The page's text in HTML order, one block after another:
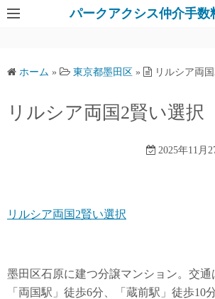
パークアクシス仲介手数
ホーム » 東京都墨田区 » リルシア両
リルシア両国2賢い選択
2025年11月
リルシア両国2賢い選択
墨田区石原に建つ分譲マンション。交通
「両国駅」徒歩6分、「蔵前駅」徒歩10